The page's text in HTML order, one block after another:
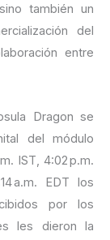
también un
del
entre
Dragon se
del módulo
IST, 4:02 p.m.
a.m. EDT los
por los
les dieron la